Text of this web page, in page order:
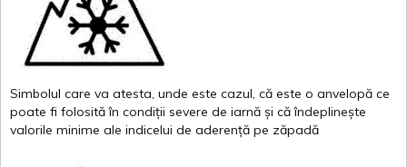
Simbolul care va atesta, unde este cazul, că este o anvelopă ce
poate fi folosită în condiții severe de iarnă și că îndeplinește
valorile minime ale indicelui de aderență pe zăpadă